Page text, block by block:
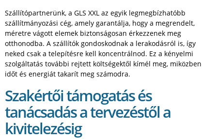
Szállítópartnerünk, a GLS XXL az egyik legmegbízhatóbb
szállítmányozási cég, amely garantálja, hogy a megrendelt,
méretre vágott elemek biztonságosan érkezzenek meg
otthonodba. A szállítók gondoskodnak a lerakodásról is, így
neked csak a telepítésre kell koncentrálnod. Ez a kényelmi
szolgáltatás további rejtett költségektől kímél meg, miközben
időt és energiát takarít meg számodra.
Szakértői támogatás és
tanácsadás a tervezéstől a
kivitelezésig